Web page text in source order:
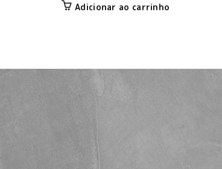
Adicionar ao carrinho